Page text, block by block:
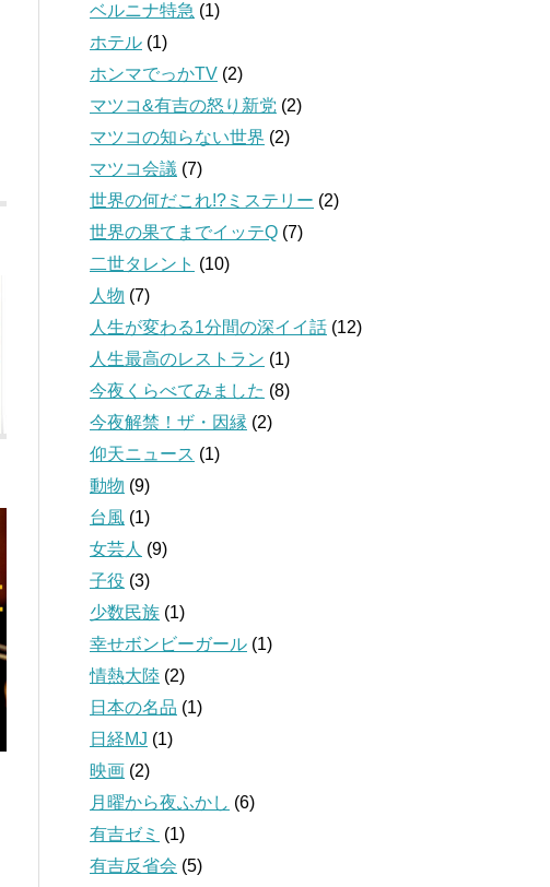
ベルニナ特急 (1)
ホテル (1)
ホンマでっかTV (2)
マツコ&有吉の怒り新党 (2)
マツコの知らない世界 (2)
マツコ会議 (7)
世界の何だこれ!?ミステリー (2)
世界の果てまでイッテQ (7)
二世タレント (10)
人物 (7)
人生が変わる1分間の深イイ話 (12)
人生最高のレストラン (1)
今夜くらべてみました (8)
今夜解禁！ザ・因縁 (2)
仰天ニュース (1)
動物 (9)
台風 (1)
女芸人 (9)
子役 (3)
少数民族 (1)
幸せボンビーガール (1)
情熱大陸 (2)
日本の名品 (1)
日経MJ (1)
映画 (2)
月曜から夜ふかし (6)
有吉ゼミ (1)
有吉反省会 (5)